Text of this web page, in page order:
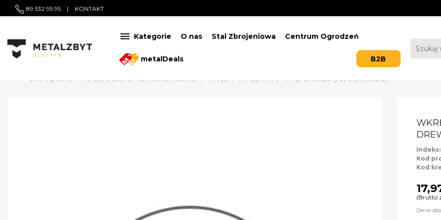
89 532 95 95 | KONTAKT
 Kategorie O nas Stal Zbrojeniowa Centrum Ogrodzeń
metalDeals B2B
Indeks:
Kod
Kod
(Brutto
Cena